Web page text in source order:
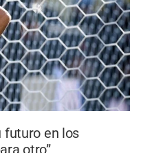
futuro en los
otro”